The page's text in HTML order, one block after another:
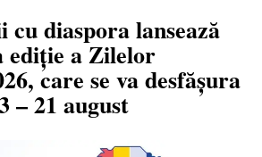
diaspora lansează
ediție a Zilelor
care se va desfășura
– 21 august